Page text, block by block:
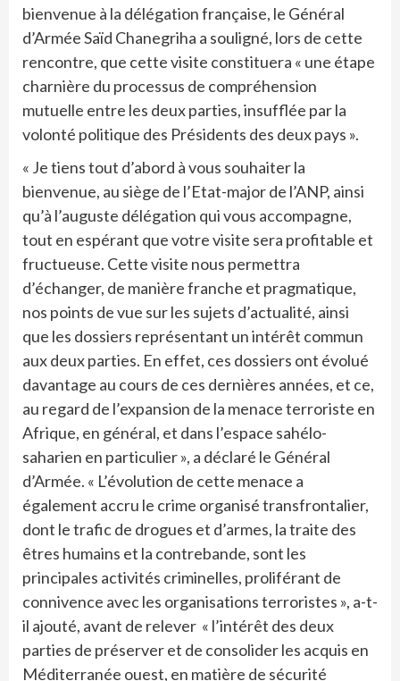
bienvenue à la délégation française, le Général
d’Armée Saïd Chanegriha a souligné, lors de cette
rencontre, que cette visite constituera « une étape
charnière du processus de compréhension
mutuelle entre les deux parties, insufflée par la
volonté politique des Présidents des deux pays ».
« Je tiens tout d’abord à vous souhaiter la
bienvenue, au siège de l’Etat-major de l’ANP, ainsi
qu’à l’auguste délégation qui vous accompagne,
tout en espérant que votre visite sera profitable et
fructueuse. Cette visite nous permettra
d’échanger, de manière franche et pragmatique,
nos points de vue sur les sujets d’actualité, ainsi
que les dossiers représentant un intérêt commun
aux deux parties. En effet, ces dossiers ont évolué
davantage au cours de ces dernières années, et ce,
au regard de l’expansion de la menace terroriste en
Afrique, en général, et dans l’espace sahélo-
saharien en particulier », a déclaré le Général
d’Armée. « L’évolution de cette menace a
également accru le crime organisé transfrontalier,
dont le trafic de drogues et d’armes, la traite des
êtres humains et la contrebande, sont les
principales activités criminelles, proliférant de
connivence avec les organisations terroristes », a-t-
il ajouté, avant de relever « l’intérêt des deux
parties de préserver et de consolider les acquis en
Méditerranée ouest, en matière de sécurité